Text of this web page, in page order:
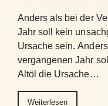
Anders als bei der
Jahr soll kein
Ursache sein.
vergangenen Jahr
Altöl die Ursache…
Weiterlesen